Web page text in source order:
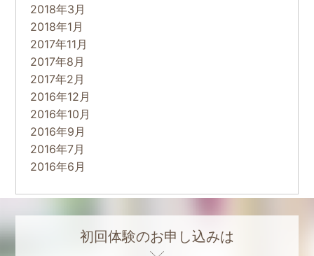
2018年3月
2018年1月
2017年11月
2017年8月
2017年2月
2016年12月
2016年10月
2016年9月
2016年7月
2016年6月
初回体験のお申し込みは